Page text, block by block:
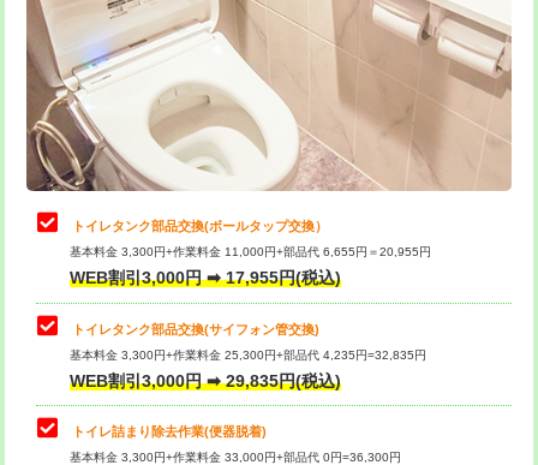
トイレタンク部品交換(ボールタップ交換）
基本料金 3,300円+作業料金 11,000円+部品代 6,655円＝20,955円
WEB割引3,000円 ➡ 17,955円(税込)
トイレタンク部品交換(サイフォン管交換)
基本料金 3,300円+作業料金 25,300円+部品代 4,235円=32,835円
WEB割引3,000円 ➡ 29,835円(税込)
トイレ詰まり除去作業(便器脱着)
基本料金 3,300円+作業料金 33,000円+部品代 0円=36,300円